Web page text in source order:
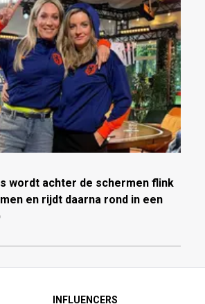
wordt achter de schermen flink
en rijdt daarna rond in een
INFLUENCERS